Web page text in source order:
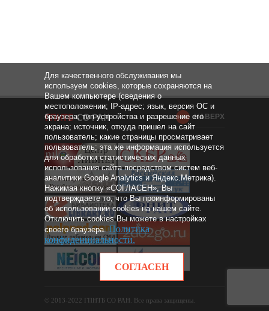
НАВЕРХ
© 2013-2022 ГПНТБ СО РАН. Все права защищены.
Для качественного обслуживания мы
используем cookies, которые сохраняются на
Вашем компьютере (сведения о
местоположении; IP-адрес; язык, версия ОС и
браузера; тип устройства и разрешение его
экрана; источник, откуда пришел на сайт
пользователь; какие страницы просматривает
пользователь; эта же информация используется
для обработки статистических данных
использования сайта посредством систем веб-
аналитики Google Analytics и Яндекс.Метрика).
Нажимая кнопку «СОГЛАСЕН», Вы
подтверждаете то, что Вы проинформированы
об использовании cookies на нашем сайте.
Отключить cookies Вы можете в настройках
своего браузера.Политика
конфиденциальности.
СОГЛАСЕН